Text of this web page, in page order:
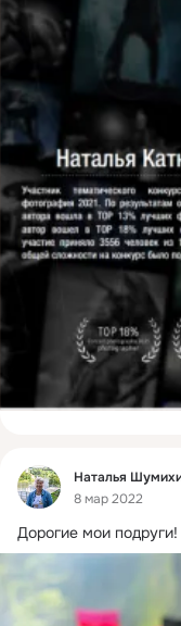
Фид
Наталья
8 мар 2022
Дорогие мои подруги!